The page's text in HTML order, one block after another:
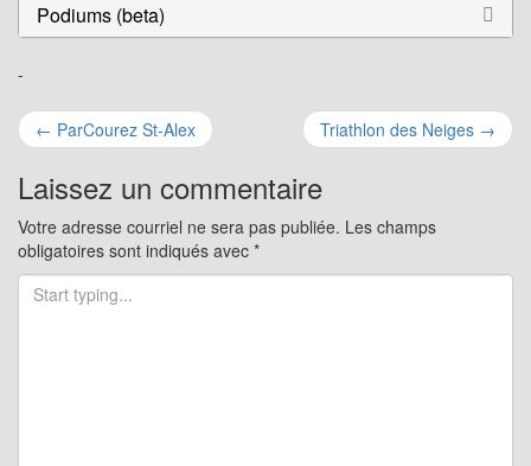
Podiums (beta)
-
Navigation pour les articles
← ParCourez St-Alex Triathlon des Neiges →
Laissez un commentaire
Votre adresse courriel ne sera pas publiée. Les champs
obligatoires sont indiqués avec *